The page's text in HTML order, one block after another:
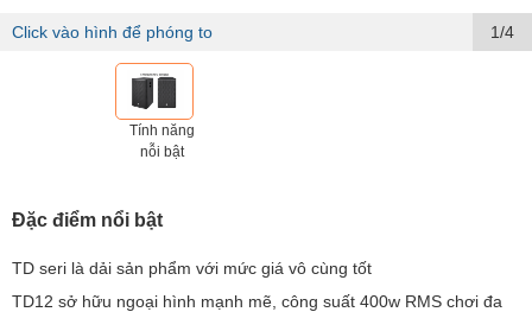
Click vào hình để phóng to 1/4
Tính năng
nỗi bật
Đặc điểm nổi bật
TD seri là dải sản phẩm với mức giá vô cùng tốt
TD12 sở hữu ngoại hình mạnh mẽ, công suất 400w RMS chơi đa